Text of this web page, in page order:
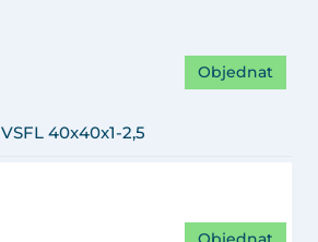
VSFL 40x40x1-2,5
Objednat